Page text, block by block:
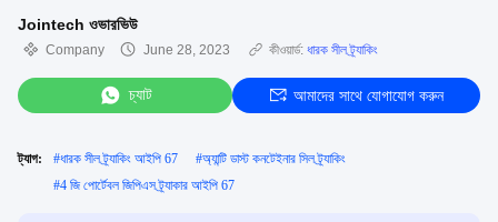
Jointech ওভারভিউ
Company June 28, 2023 কীওয়ার্ড: ধারক সীল ট্র্যাকিং
চ্যাট আমাদের সাথে যোগাযোগ করুন
ট্যাগ: #ধারক সীল ট্র্যাকিং আইপি 67 #অ্যান্টি ডাস্ট কনটেইনার সিল ট্র্যাকিং
#4 জি পোর্টেবল জিপিএস ট্র্যাকার আইপি 67